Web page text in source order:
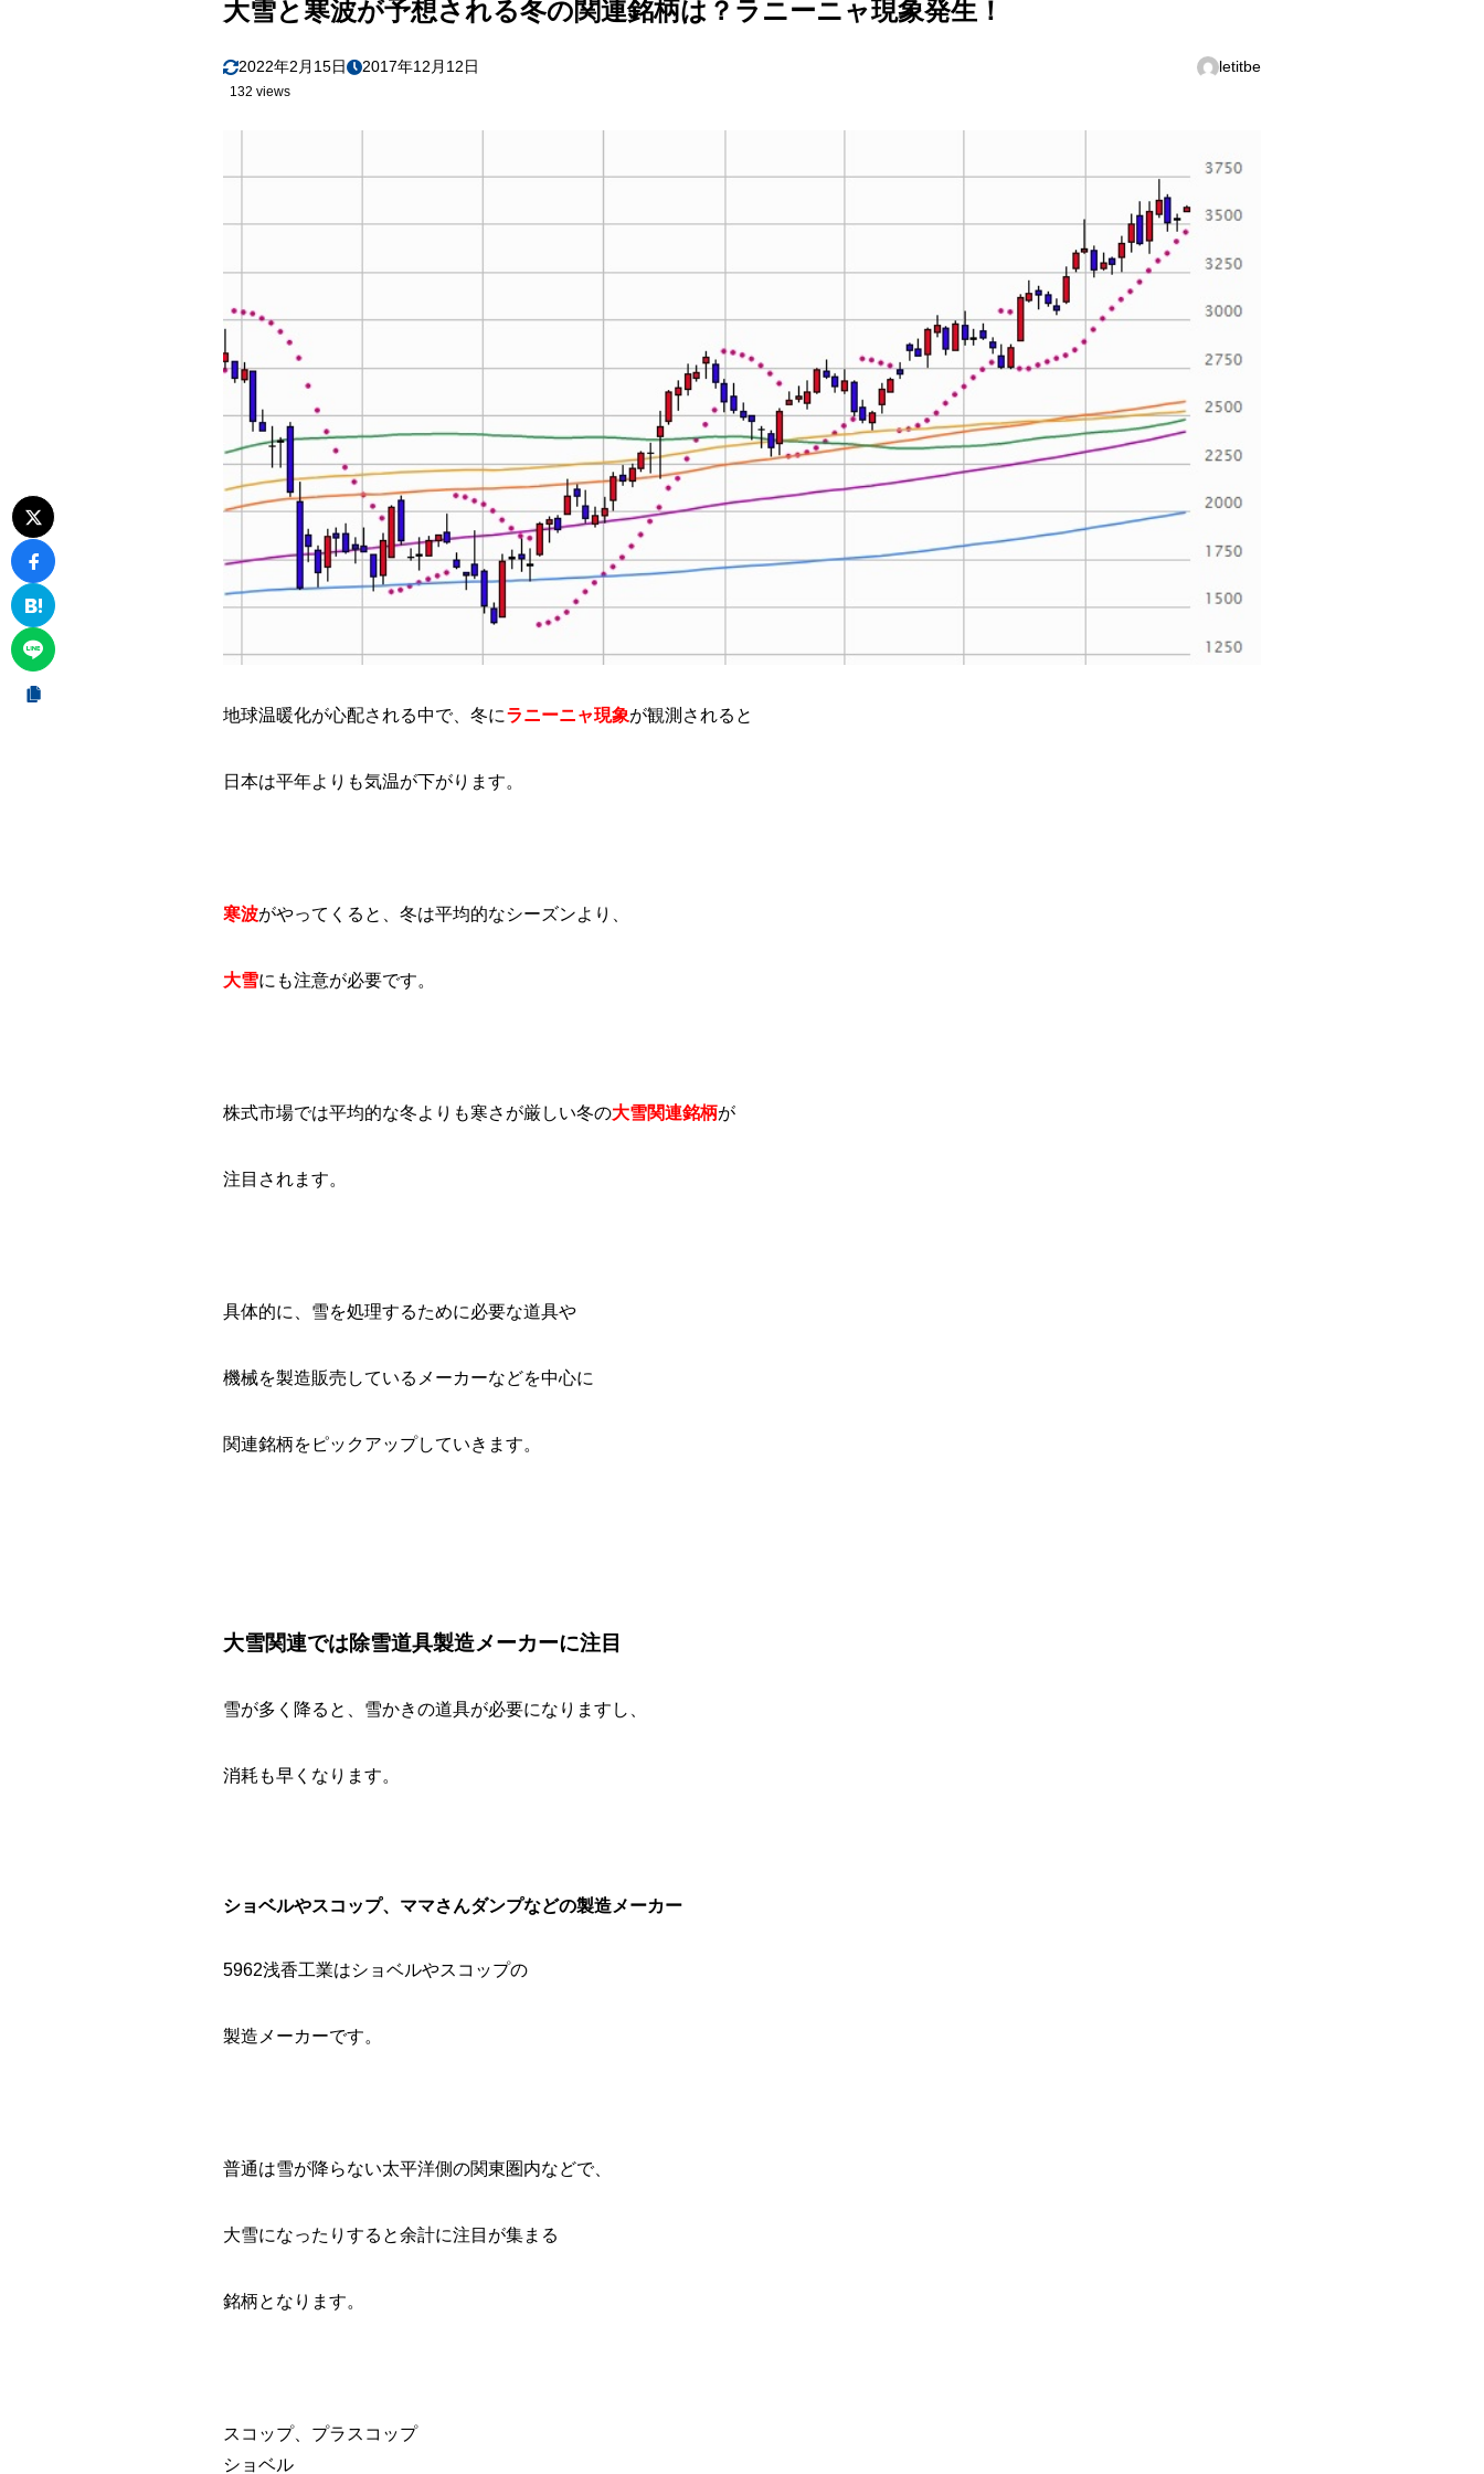
大雪と寒波が予想される冬の関連銘柄は？ラニーニャ現象発生！
2022年2月15日 2017年12月12日 letitbe
132 views
地球温暖化が心配される中で、冬にラニーニャ現象が観測されると
日本は平年よりも気温が下がります。
寒波がやってくると、冬は平均的なシーズンより、
大雪にも注意が必要です。
株式市場では平均的な冬よりも寒さが厳しい冬の大雪関連銘柄が
注目されます。
具体的に、雪を処理するために必要な道具や
機械を製造販売しているメーカーなどを中心に
関連銘柄をピックアップしていきます。
大雪関連では除雪道具製造メーカーに注目
雪が多く降ると、雪かきの道具が必要になりますし、
消耗も早くなります。
ショベルやスコップ、ママさんダンプなどの製造メーカー
5962浅香工業はショベルやスコップの
製造メーカーです。
普通は雪が降らない太平洋側の関東圏内などで、
大雪になったりすると余計に注目が集まる
銘柄となります。
スコップ、プラスコップ
ショベル